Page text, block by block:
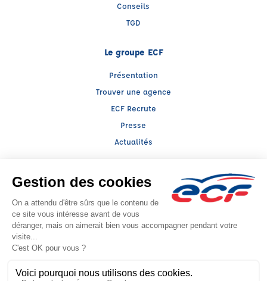
Conseils
TGD
Le groupe ECF
Présentation
Trouver une agence
ECF Recrute
Presse
Actualités
Facebook (nouvelle fenêtre)
Instagram (nouvelle fenêtre)
LinkedIn (nouvelle fenêtre)
Raison sociale : CESR 35 - Capital social: 166169€
SIREN: 381050020 - Numéro de TVA intracommunautaire: FR28381050020
Agrément n°E2303500070